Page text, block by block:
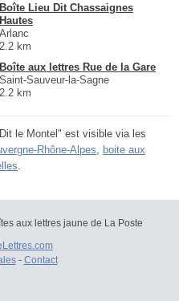
Boîte Lieu Dit Chassaignes
Hautes
Arlanc
2.2 km
Boîte aux lettres Rue de la Gare
Saint-Sauveur-la-Sagne
2.2 km
le Montel" est visible via les
Rhône-Alpes
boite aux
aux lettres jaune de La Poste
- Contact